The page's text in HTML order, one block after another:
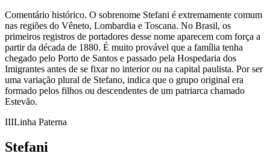
Comentário histórico. O sobrenome Stefani é extremamente comum
nas regiões do Vêneto, Lombardia e Toscana. No Brasil, os
primeiros registros de portadores desse nome aparecem com força a
partir da década de 1880. É muito provável que a família tenha
chegado pelo Porto de Santos e passado pela Hospedaria dos
Imigrantes antes de se fixar no interior ou na capital paulista. Por ser
uma variação plural de Stefano, indica que o grupo original era
formado pelos filhos ou descendentes de um patriarca chamado
Estevão.
IIILinha Paterna
Stefani